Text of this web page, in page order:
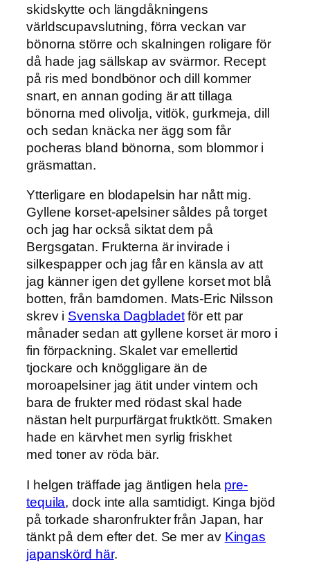
skidskytte och längdåkningens
världscupavslutning, förra veckan var
bönorna större och skalningen roligare för
då hade jag sällskap av svärmor. Recept
på ris med bondbönor och dill kommer
snart, en annan goding är att tillaga
bönorna med olivolja, vitlök, gurkmeja, dill
och sedan knäcka ner ägg som får
pocheras bland bönorna, som blommor i
gräsmattan.
Ytterligare en blodapelsin har nått mig.
Gyllene korset-apelsiner såldes på torget
och jag har också siktat dem på
Bergsgatan. Frukterna är invirade i
silkespapper och jag får en känsla av att
jag känner igen det gyllene korset mot blå
botten, från barndomen. Mats-Eric Nilsson
skrev i Svenska Dagbladetför ett par
månader sedan att gyllene korset är moro i
fin förpackning. Skalet var emellertid
tjockare och knöggligare än de
moroapelsiner jag ätit under vintern och
bara de frukter med rödast skal hade
nästan helt purpurfärgat fruktkött. Smaken
hade en kärvhet men syrlig friskhet
med toner av röda bär.
I helgen träffade jag äntligen hela pre-
tequila, dock inte alla samtidigt. Kinga bjöd
på torkade sharonfrukter från Japan, har
tänkt på dem efter det. Se mer av Kingas
japanskörd här.